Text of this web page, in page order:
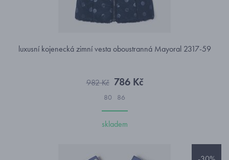
luxusní kojenecká zimní vesta oboustranná Mayoral 2317-59
982 Kč 786 Kč
80 86
skladem